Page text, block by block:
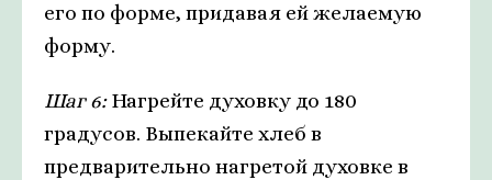
его по форме, придавая ей желаемую
форму.
Шаг 6:Нагрейте духовку до 180
градусов. Выпекайте хлеб в
предварительно нагретой духовке в